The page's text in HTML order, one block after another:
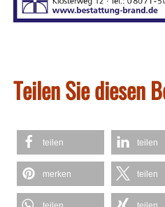
Teilen Sie diesen
teilen teilen
merken teilen